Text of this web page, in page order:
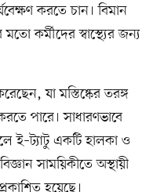
করতে চান। বিমান
মতো কর্মীদের স্বাস্থ্যের জন্য
যা মস্তিষ্কের তরঙ্গ
পারে। সাধারণভাবে
ই–ট্যাটু একটি হালকা ও
সাময়িকীতে অস্থায়ী
হয়েছে।